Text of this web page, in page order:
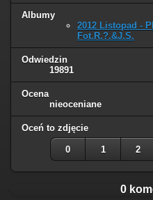
Albumy
2012 Listopad -
Fot.R.?.&J.S.
Odwiedzin
19891
Ocena
nieoceniane
Oceń to zdjęcie
0 1 2
0